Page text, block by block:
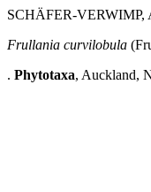
SCHÄFER-VERWIMP,
Frullania curvilobula
. Phytotaxa, Auckland,